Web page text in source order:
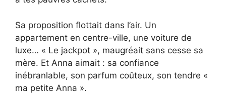
Sa proposition flottait dans l’air. Un
appartement en centre-ville, une voiture de
luxe… « Le jackpot », maugréait sans cesse sa
mère. Et Anna aimait : sa confiance
inébranlable, son parfum coûteux, son tendre «
ma petite Anna ».